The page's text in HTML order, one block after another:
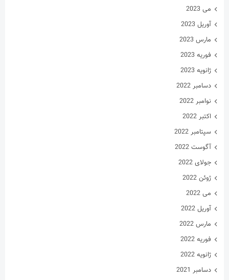
می 2023
آوریل 2023
مارس 2023
فوریه 2023
ژانویه 2023
دسامبر 2022
نوامبر 2022
اکتبر 2022
سپتامبر 2022
آگوست 2022
جولای 2022
ژوئن 2022
می 2022
آوریل 2022
مارس 2022
فوریه 2022
ژانویه 2022
دسامبر 2021